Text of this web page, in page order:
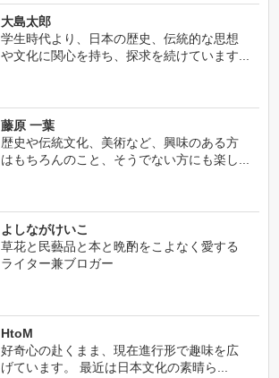
大島太郎
学生時代より、日本の歴史、伝統的な思想
や文化に関心を持ち、探求を続けています...
藤原 一葉
歴史や伝統文化、美術など、興味のある方
はもちろんのこと、そうでない方にも楽し...
よしながけいこ
草花と民藝品と本と晩酌をこよなく愛する
ライター兼ブロガー
HtoM
好奇心の赴くまま、現在進行形で趣味を広
げています。 最近は日本文化の素晴ら...